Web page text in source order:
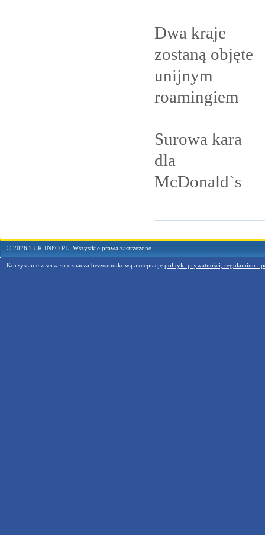
Dwa kraje
zostaną objęte
unijnym
roamingiem
Surowa kara
dla
McDonald`s
© 2026 TUR-INFO.PL. Wszystkie prawa zastrzeżone.
Korzystanie z serwisu oznacza bezwarunkową akceptację polityki prywatności, regulaminu i